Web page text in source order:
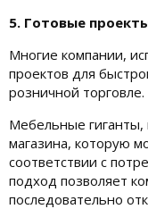
5. Готовые
Многие компании,
проектов для
розничной торговле.
Мебельные
магазина, которую
соответствии с
подход позволяет
последовательно